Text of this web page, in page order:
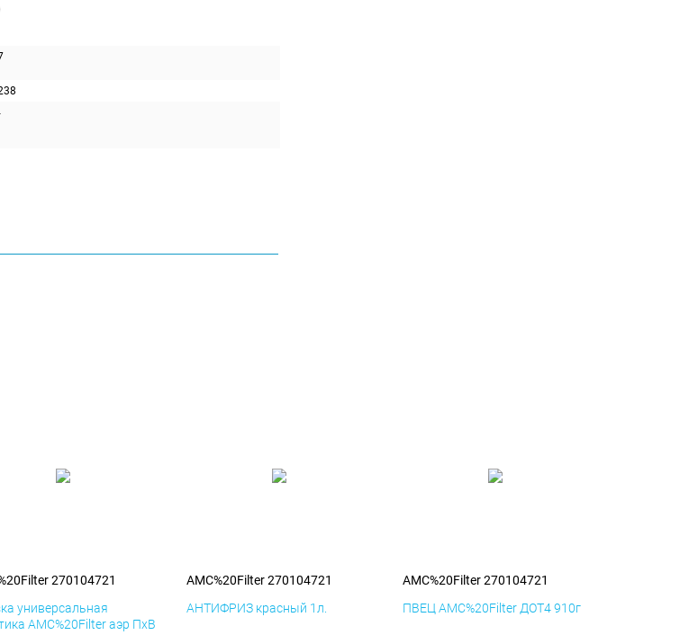
270104721
универсальная
AMC%20Filter аэр ПхВ
AMC%20Filter 270104721
АНТИФРИЗ красный 1л.
AMC%20Filter 270104721
ПВЕЦ AMC%20Filter ДОТ4 910г